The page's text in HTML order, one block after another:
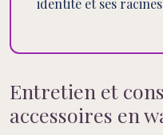
identité et ses
Entretien et
accessoires en